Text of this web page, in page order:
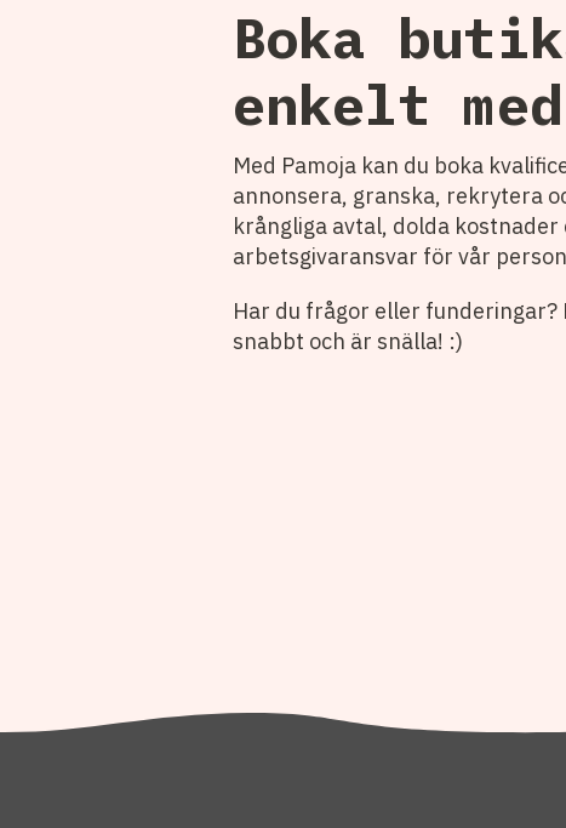
Boka
enkelt
Med Pamoja kan du boka
annonsera, granska, rekrytera
krångliga avtal, dolda
arbetsgivaransvar för vår
Har du frågor eller funderingar?
snabbt och är snälla! :)